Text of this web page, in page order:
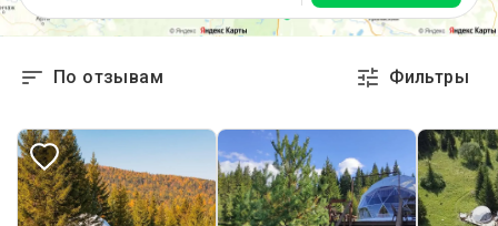
По отзывам Фильтры